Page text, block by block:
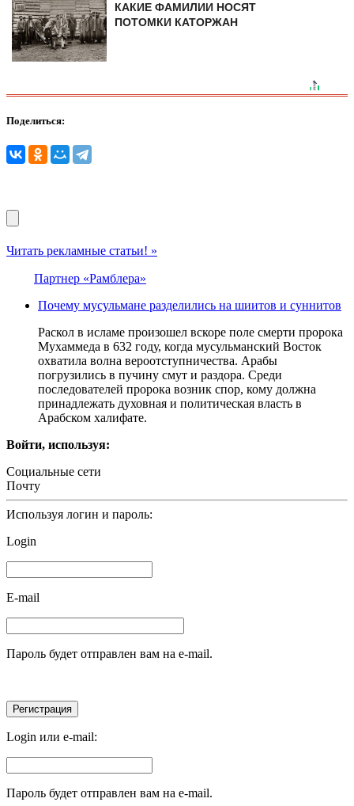
КАКИЕ ФАМИЛИИ НОСЯТ
ПОТОМКИ КАТОРЖАН
Поделиться:
Читать рекламные статьи! »
Партнер «Рамблера»
Почему мусульмане разделились на шиитов и суннитов
Раскол в исламе произошел вскоре поле смерти пророка
Мухаммеда в 632 году, когда мусульманский Восток
охватила волна вероотступничества. Арабы
погрузились в пучину смут и раздора. Среди
последователей пророка возник спор, кому должна
принадлежать духовная и политическая власть в
Арабском халифате.
Войти, используя:
Социальные сети
Почту
Используя логин и пароль:
Login
E-mail
Пароль будет отправлен вам на e-mail.
Login или e-mail:
Пароль будет отправлен вам на e-mail.